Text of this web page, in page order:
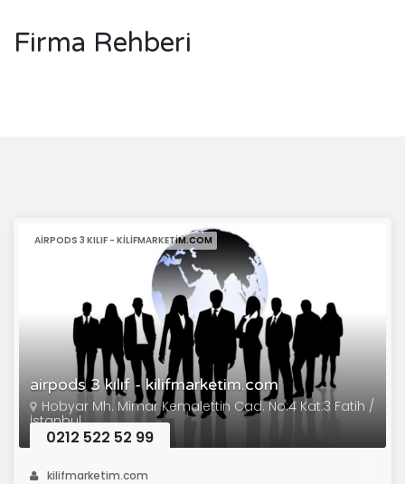
Firma Rehberi
airpods 3 kılıf - kilifmarketim.com
AIRPODS 3 KILIF - KILIFMARKETIM.COM
Hobyar Mh. Mimar Kemalettin Cad. No:4 Kat:3 Fatih /
İstanbul
0212 522 52 99
kilifmarketim.com